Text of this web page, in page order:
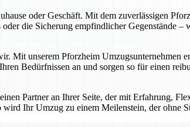
oder Geschäft. Mit dem zuverlässigen
die Sicherung empfindlicher Gegenstände
Mit unserem Pforzheim Umzugsunternehmen
Bedürfnissen an und sorgen so für einen
Partner an Ihrer Seite, der mit Erfahrung,
Ihr Umzug zu einem Meilenstein, der ohne